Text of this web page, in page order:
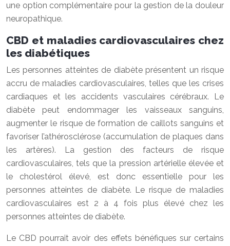
une option complémentaire pour la gestion de la douleur
neuropathique.
CBD et maladies cardiovasculaires chez
les diabétiques
Les personnes atteintes de diabète présentent un risque
accru de maladies cardiovasculaires, telles que les crises
cardiaques et les accidents vasculaires cérébraux. Le
diabète peut endommager les vaisseaux sanguins,
augmenter le risque de formation de caillots sanguins et
favoriser l’athérosclérose (accumulation de plaques dans
les artères). La gestion des facteurs de risque
cardiovasculaires, tels que la pression artérielle élevée et
le cholestérol élevé, est donc essentielle pour les
personnes atteintes de diabète. Le risque de maladies
cardiovasculaires est 2 à 4 fois plus élevé chez les
personnes atteintes de diabète.
Le CBD pourrait avoir des effets bénéfiques sur certains